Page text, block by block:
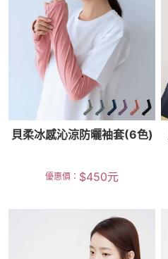
貝柔冰感沁涼防曬袖套(6色)
優惠價： $450元